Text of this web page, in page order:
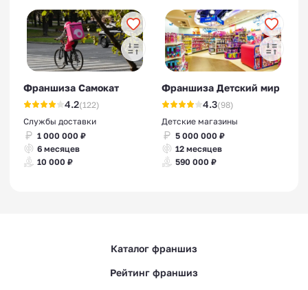
Франшиза Самокат
4.2(122)
Службы доставки
1 000 000 ₽
6 месяцев
10 000 ₽
Франшиза Детский мир
4.3(98)
Детские магазины
5 000 000 ₽
12 месяцев
590 000 ₽
Каталог франшиз
Рейтинг франшиз